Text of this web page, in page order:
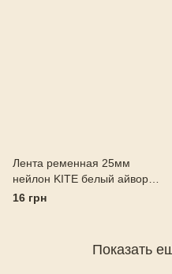
Лента ременная 25мм
нейлон KITE белый айвори
код80061
16 грн
Показать